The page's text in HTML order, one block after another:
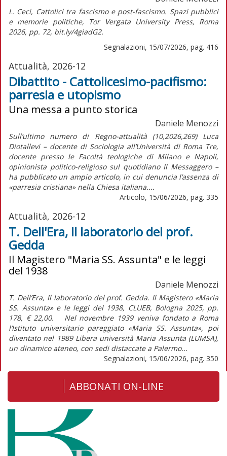
L. Ceci, Cattolici tra fascismo e post-fascismo. Spazi pubblici
e memorie politiche, Tor Vergata University Press, Roma
2026, pp. 72, bit.ly/4giadG2.
Segnalazioni, 15/07/2026, pag. 416
Attualità, 2026-12
Dibattito - Cattolicesimo-pacifismo:
parresia e utopismo
Una messa a punto storica
Daniele Menozzi
Sull’ultimo numero di Regno-attualità (10,2026,269) Luca
Diotallevi – docente di Sociologia all’Università di Roma Tre,
docente presso le Facoltà teologiche di Milano e Napoli,
opinionista politico-religioso sul quotidiano Il Messaggero –
ha pubblicato un ampio articolo, in cui denuncia l’assenza di
«parresia cristiana» nella Chiesa italiana....
Articolo, 15/06/2026, pag. 335
Attualità, 2026-12
T. Dell'Era, Il laboratorio del prof.
Gedda
Il Magistero "Maria SS. Assunta" e le leggi
del 1938
Daniele Menozzi
T. Dell’Era, Il laboratorio del prof. Gedda. Il Magistero «Maria
SS. Assunta» e le leggi del 1938, CLUEB, Bologna 2025, pp.
178, € 22,00. Nel novembre 1939 veniva fondato a Roma
l’Istituto universitario pareggiato «Maria SS. Assunta», poi
diventato nel 1989 Libera università Maria Assunta (LUMSA),
un dinamico ateneo, con sedi distaccate a Palermo...
Segnalazioni, 15/06/2026, pag. 350
ABBONATI ON-LINE